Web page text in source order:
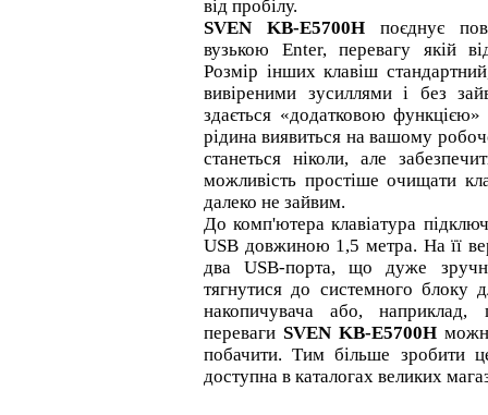
від пробілу.
SVEN KB-E5700Hпоєднує
вузькою Enter, перевагу якій
Розмір інших клавіш
вивіреними зусиллями і без
здається «додатковою
рідина виявиться на вашому
станеться ніколи, але
можливість простіше очищати
далеко не зайвим.
До комп'ютера клавіатура
USB довжиною 1,5 метра. На її
два USB-порта, що дуже
тягнутися до системного блоку
накопичувача або, наприклад,
переваги SVEN KB-E5700H
побачити. Тим більше
доступна в каталогах великих